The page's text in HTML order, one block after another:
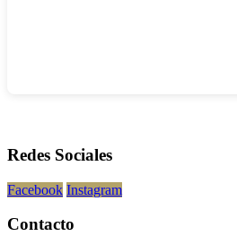
Redes Sociales
Facebook Instagram
Contacto